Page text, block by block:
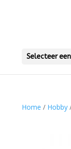
Selecteer
Home / Hobby/